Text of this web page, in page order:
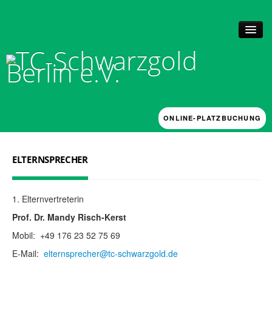
ONLINE-PLATZBUCHUNG
Historie + Anlage
Mitgliedschaft
Platzbuchung
Arbeitsstunden
TRAINING
Mannschaften & Verbandsspiele 2026
Förderkonzept
ELTERNSPRECHER
1. Elternvertreterin
Prof. Dr. Mandy Risch-Kerst
Mobil: +49 176 23 52 75 69
E-Mail: elternsprecher@tc-schwarzgold.de